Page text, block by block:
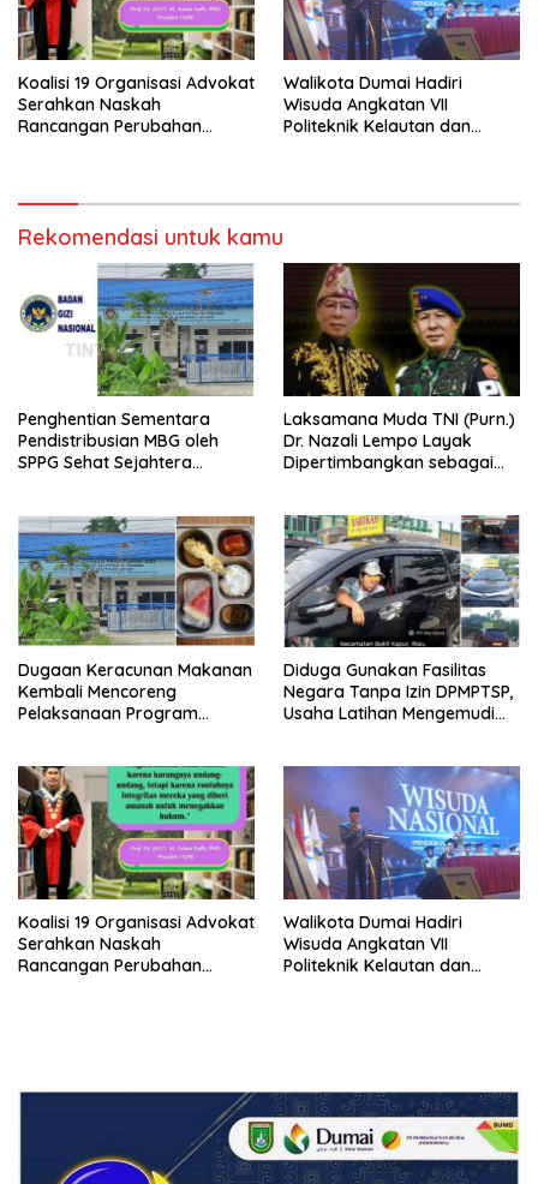
Koalisi 19 Organisasi Advokat
Serahkan Naskah
Rancangan Perubahan
Walikota Dumai Hadiri
Wisuda Angkatan VII
Politeknik Kelautan dan
Rekomendasi untuk kamu
Penghentian Sementara
Pendistribusian MBG oleh
SPPG Sehat Sejahtera
Laksamana Muda TNI (Purn.)
Dr. Nazali Lempo Layak
Dipertimbangkan sebagai
Berkompromi terhadap
Penegakan Hukum
Dugaan Keracunan Makanan
Kembali Mencoreng
Pelaksanaan Program
Bersama Kota Dumai
Diduga Gunakan Fasilitas
Negara Tanpa Izin DPMPTSP,
Usaha Latihan Mengemudi
Koalisi 19 Organisasi Advokat
Serahkan Naskah
Rancangan Perubahan
Walikota Dumai Hadiri
Wisuda Angkatan VII
Politeknik Kelautan dan